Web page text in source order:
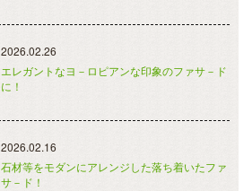
2026.02.26
エレガントなヨ－ロピアンな印象のファサ－ド
に！
2026.02.16
石材等をモダンにアレンジした落ち着いたファ
サ－ド！